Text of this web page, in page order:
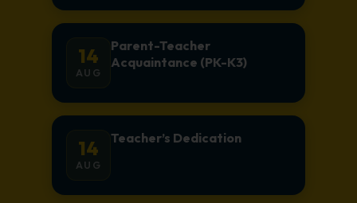
14
AUG
Parent-Teacher
Acquaintance (PK-K3)
14
AUG
Teacher’s Dedication